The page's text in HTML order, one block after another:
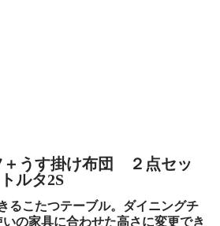
＋うす掛け布団 ２点セッ
ルタ2S
るこたつテーブル。ダイニングチ
の家具に合わせた高さに変更でき